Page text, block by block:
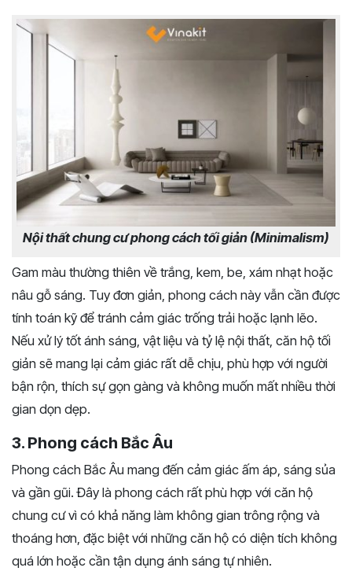
Nội thất chung cư phong cách tối giản (Minimalism)
Gam màu thường thiên về trắng, kem, be, xám nhạt hoặc
nâu gỗ sáng. Tuy đơn giản, phong cách này vẫn cần được
tính toán kỹ để tránh cảm giác trống trải hoặc lạnh lẽo.
Nếu xử lý tốt ánh sáng, vật liệu và tỷ lệ nội thất, căn hộ tối
giản sẽ mang lại cảm giác rất dễ chịu, phù hợp với người
bận rộn, thích sự gọn gàng và không muốn mất nhiều thời
gian dọn dẹp.
3. Phong cách Bắc Âu
Phong cách Bắc Âu mang đến cảm giác ấm áp, sáng sủa
và gần gũi. Đây là phong cách rất phù hợp với căn hộ
chung cư vì có khả năng làm không gian trông rộng và
thoáng hơn, đặc biệt với những căn hộ có diện tích không
quá lớn hoặc cần tận dụng ánh sáng tự nhiên.